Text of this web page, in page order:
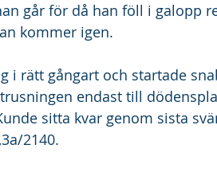
går för då han föll i galopp
kommer igen.
i rätt gångart och startade
endast till
sitta kvar genom sista
2140.